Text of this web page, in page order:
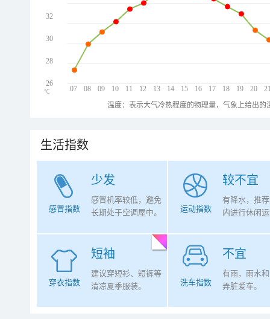
07 08 09 10 11 12 13 14 15 16 17 18 19 20
32
30
28
26
℃
温度：表示大气冷热程度的物理量，气象上给出
生活指数
少发
感冒指数
感冒机率较低，避免
长期处于空调屋中。
较不宜
运动指数
有降水，推
内进行休闲
短袖
穿衣指数
建议穿短衫、短裤等
清凉夏季服装。
不宜
洗车指数
有雨，雨水
弄脏爱车。